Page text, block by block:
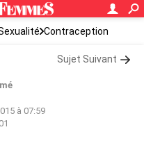
Contraception
Sujet Suivant
à 07:59